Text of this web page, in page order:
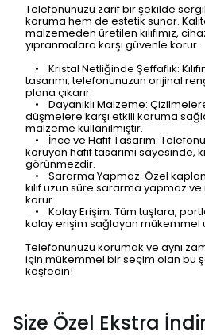
Telefonunuzu zarif bir şekilde
koruma hem de estetik sunar.
malzemeden üretilen kılıfımız,
yıpranmalara karşı güvenle korur.
• Kristal Netliğinde Şeffaflık:
tasarımı, telefonunuzun orijinal
plana çıkarır.
• Dayanıklı Malzeme:
düşmelere karşı etkili koruma
malzeme kullanılmıştır.
• İnce ve Hafif Tasarım:
koruyan hafif tasarımı sayesinde,
görünmezdir.
• Sararma Yapmaz: Özel
kılıf uzun süre sararma yapmaz ve
korur.
• Kolay Erişim: Tüm tuşlara,
kolay erişim sağlayan mükemmel
Telefonunuzu korumak ve aynı
için mükemmel bir seçim olan bu
keşfedin!
Size Özel Ekstra
SAFARİ GİZLİ
Ödeme ekranı